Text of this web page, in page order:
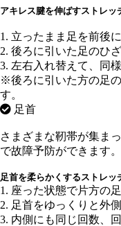
アキレス腱を伸ばすストレッ
1. 立ったまま足を前後に
2. 後ろに引いた足のひ
3. 左右入れ替えて、同
※後ろに引いた方の足
す。
足首
さまざまな靭帯が集ま
で故障予防ができます。
足首を柔らかくするストレッ
1. 座った状態で片方の
2. 足首をゆっくりと外
3. 内側にも同じ回数、